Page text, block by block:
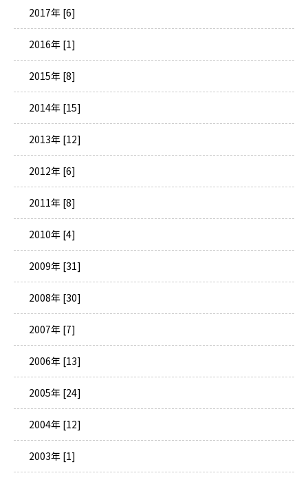
2017年 [6]
2016年 [1]
2015年 [8]
2014年 [15]
2013年 [12]
2012年 [6]
2011年 [8]
2010年 [4]
2009年 [31]
2008年 [30]
2007年 [7]
2006年 [13]
2005年 [24]
2004年 [12]
2003年 [1]